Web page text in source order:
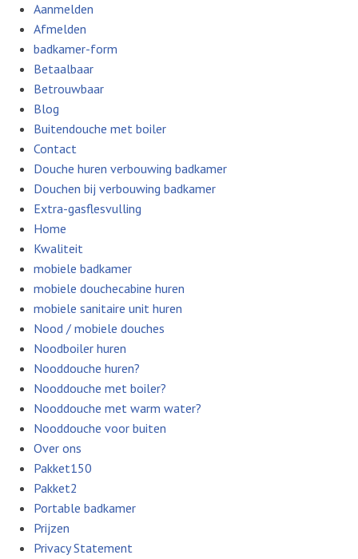
Aanmelden
Afmelden
badkamer-form
Betaalbaar
Betrouwbaar
Blog
Buitendouche met boiler
Contact
Douche huren verbouwing badkamer
Douchen bij verbouwing badkamer
Extra-gasflesvulling
Home
Kwaliteit
mobiele badkamer
mobiele douchecabine huren
mobiele sanitaire unit huren
Nood / mobiele douches
Noodboiler huren
Nooddouche huren?
Nooddouche met boiler?
Nooddouche met warm water?
Nooddouche voor buiten
Over ons
Pakket150
Pakket2
Portable badkamer
Prijzen
Privacy Statement